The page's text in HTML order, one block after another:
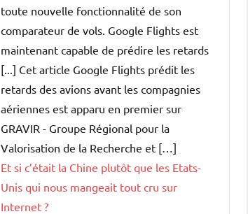
toute nouvelle fonctionnalité de son
comparateur de vols. Google Flights est
maintenant capable de prédire les retards
[...] Cet article Google Flights prédit les
retards des avions avant les compagnies
aériennes est apparu en premier sur
GRAVIR - Groupe Régional pour la
Valorisation de la Recherche et […]
Et si c’était la Chine plutôt que les Etats-
Unis qui nous mangeait tout cru sur
Internet ?